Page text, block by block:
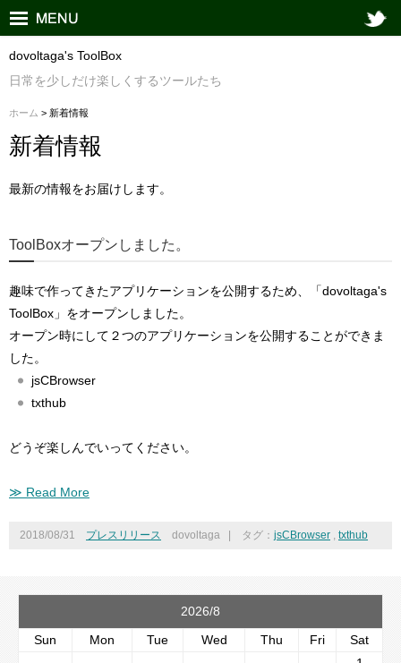
dovoltaga's ToolBox
日常を少しだけ楽しくするツールたち
ホーム > 新着情報
新着情報
最新の情報をお届けします。
ToolBoxオープンしました。
趣味で作ってきたアプリケーションを公開するため、「dovoltaga's
ToolBox」をオープンしました。
オープン時にして２つのアプリケーションを公開することができま
した。
jsCBrowser
txthub
どうぞ楽しんでいってください。
≫ Read More
2018/08/31 プレスリリース dovoltaga タグ： jsCBrowser , txthub
2026/8
Sun
Mon Tue Wed Thu Fri
Sat